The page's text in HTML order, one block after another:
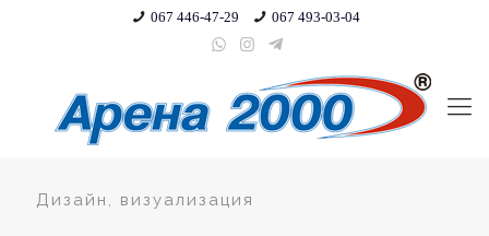
067 446-47-29 067 493-03-04
Дизайн, визуализация